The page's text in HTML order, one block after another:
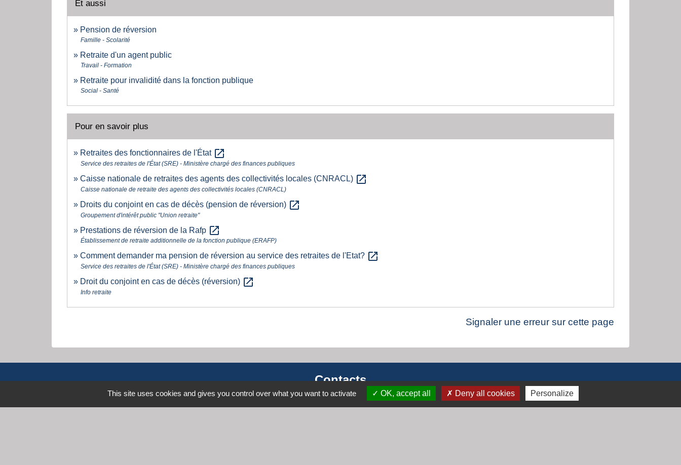
Et aussi
Pension de réversion
Famille - Scolarité
Retraite d'un agent public
Travail - Formation
Retraite pour invalidité dans la fonction publique
Social - Santé
Pour en savoir plus
Retraites des fonctionnaires de l'État open_in_new
Service des retraites de l'État (SRE) - Ministère chargé des finances publiques
Caisse nationale de retraites des agents des collectivités locales (CNRACL) open_in_new
Caisse nationale de retraite des agents des collectivités locales (CNRACL)
Droits du conjoint en cas de décès (pension de réversion) open_in_new
Groupement d'intérêt public "Union retraite"
Prestations de réversion de la Rafp open_in_new
Établissement de retraite additionnelle de la fonction publique (ERAFP)
Comment demander ma pension de réversion au service des retraites de l'Etat? open_in_new
Service des retraites de l'État (SRE) - Ministère chargé des finances publiques
Droit du conjoint en cas de décès (réversion) open_in_new
Info retraite
Signaler une erreur sur cette page
Contacts
Mairie de Cogny
This site uses cookies and gives you control over what you want to activate OK, accept all Deny all cookies Personalize